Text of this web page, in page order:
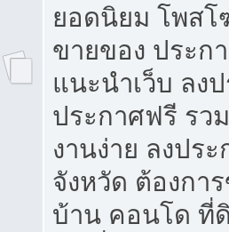
ยอดนิยม โพส
ขายของ ประก
แนะนำเว็บ ลง
ประกาศฟรี รว
งานง่าย ลงปร
จังหวัด ต้องกา
บ้าน คอนโด ที่